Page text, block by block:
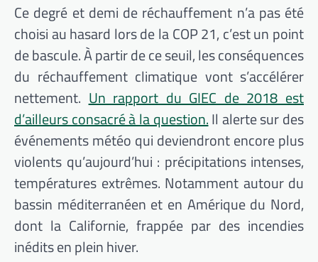
Ce degré et demi de réchauffement n’a pas été
choisi au hasard lors de la COP 21, c’est un point
de bascule. À partir de ce seuil, les conséquences
du réchauffement climatique vont s’accélérer
nettement. Un rapport du GIEC de 2018 est
d’ailleurs consacré à la question.Il alerte sur des
événements météo qui deviendront encore plus
violents qu’aujourd’hui : précipitations intenses,
températures extrêmes. Notamment autour du
bassin méditerranéen et en Amérique du Nord,
dont la Californie, frappée par des incendies
inédits en plein hiver.